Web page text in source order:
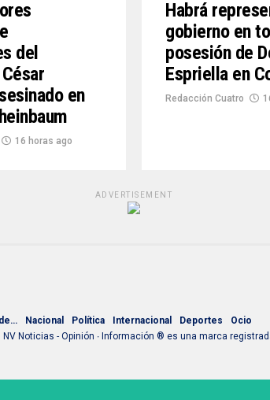
del
en
16 horas ago
Habrá
gobierno en
posesión de
Espriella en
Redacción Cuatro
ADVERTISEMENT
Nacional Política Internacional Deportes
Ocio
Noticias - Opinión ∙ Información ® es una marca